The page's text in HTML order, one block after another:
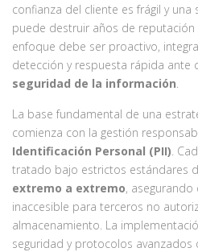
confianza del cliente es frágil y
puede destruir años de reputación
enfoque debe ser proactivo,
detección y respuesta rápida ante
seguridad de la información.
La base fundamental de una
comienza con la gestión
Identificación Personal (PII).
tratado bajo estrictos estándares
extremo a extremo,
inaccesible para terceros no
almacenamiento. La
seguridad y protocolos avanzados